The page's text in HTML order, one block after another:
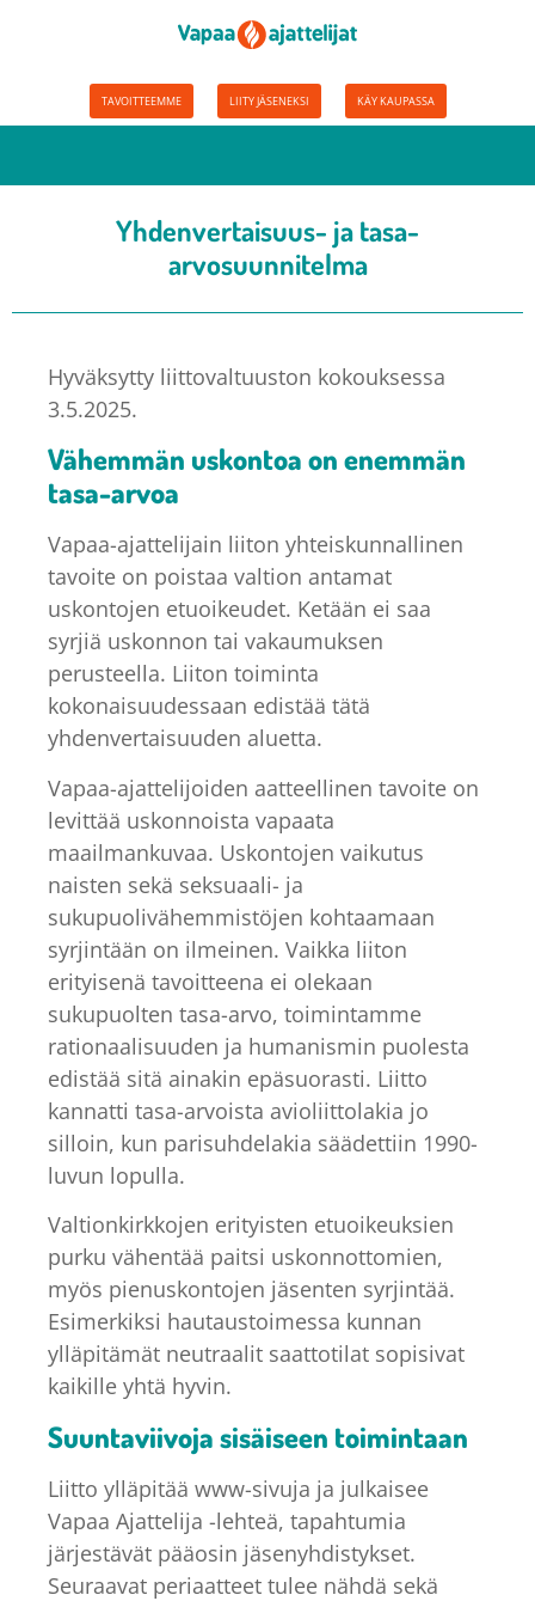
TAVOITTEEMME LIITY JÄSENEKSI KÄY KAUPASSA
Yhdenvertaisuus- ja tasa-
arvosuunnitelma
Hyväksytty liittovaltuuston kokouksessa
3.5.2025.
Vähemmän uskontoa on enemmän
tasa-arvoa
Vapaa-ajattelijain liiton yhteiskunnallinen
tavoite on poistaa valtion antamat
uskontojen etuoikeudet. Ketään ei saa
syrjiä uskonnon tai vakaumuksen
perusteella. Liiton toiminta
kokonaisuudessaan edistää tätä
yhdenvertaisuuden aluetta.
Vapaa-ajattelijoiden aatteellinen tavoite on
levittää uskonnoista vapaata
maailmankuvaa. Uskontojen vaikutus
naisten sekä seksuaali- ja
sukupuolivähemmistöjen kohtaamaan
syrjintään on ilmeinen. Vaikka liiton
erityisenä tavoitteena ei olekaan
sukupuolten tasa-arvo, toimintamme
rationaalisuuden ja humanismin puolesta
edistää sitä ainakin epäsuorasti. Liitto
kannatti tasa-arvoista avioliittolakia jo
silloin, kun parisuhdelakia säädettiin 1990-
luvun lopulla.
Valtionkirkkojen erityisten etuoikeuksien
purku vähentää paitsi uskonnottomien,
myös pienuskontojen jäsenten syrjintää.
Esimerkiksi hautaustoimessa kunnan
ylläpitämät neutraalit saattotilat sopisivat
kaikille yhtä hyvin.
Suuntaviivoja sisäiseen toimintaan
Liitto ylläpitää www-sivuja ja julkaisee
Vapaa Ajattelija -lehteä, tapahtumia
järjestävät pääosin jäsenyhdistykset.
Seuraavat periaatteet tulee nähdä sekä